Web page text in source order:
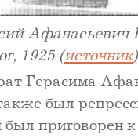
Афанасьевич
1925 (источник)
Герасима
был
был приговорен